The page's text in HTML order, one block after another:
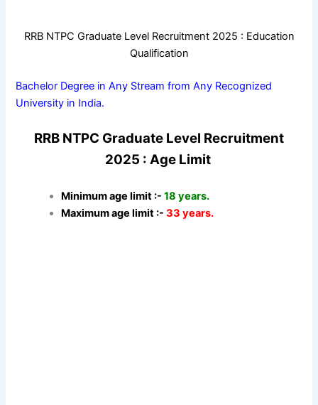
RRB NTPC Graduate Level Recruitment 2025 : Education
Qualification
Bachelor Degree in Any Stream from Any Recognized
University in India.
RRB NTPC Graduate Level Recruitment
2025 : Age Limit
Minimum age limit :-18 years.
Maximum age limit :-33 years.